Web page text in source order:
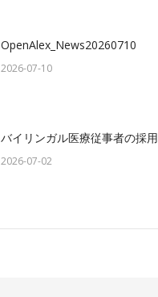
OpenAlex_News20260710
2026-07-10
バイリンガル医療従事者の採用
2026-07-02